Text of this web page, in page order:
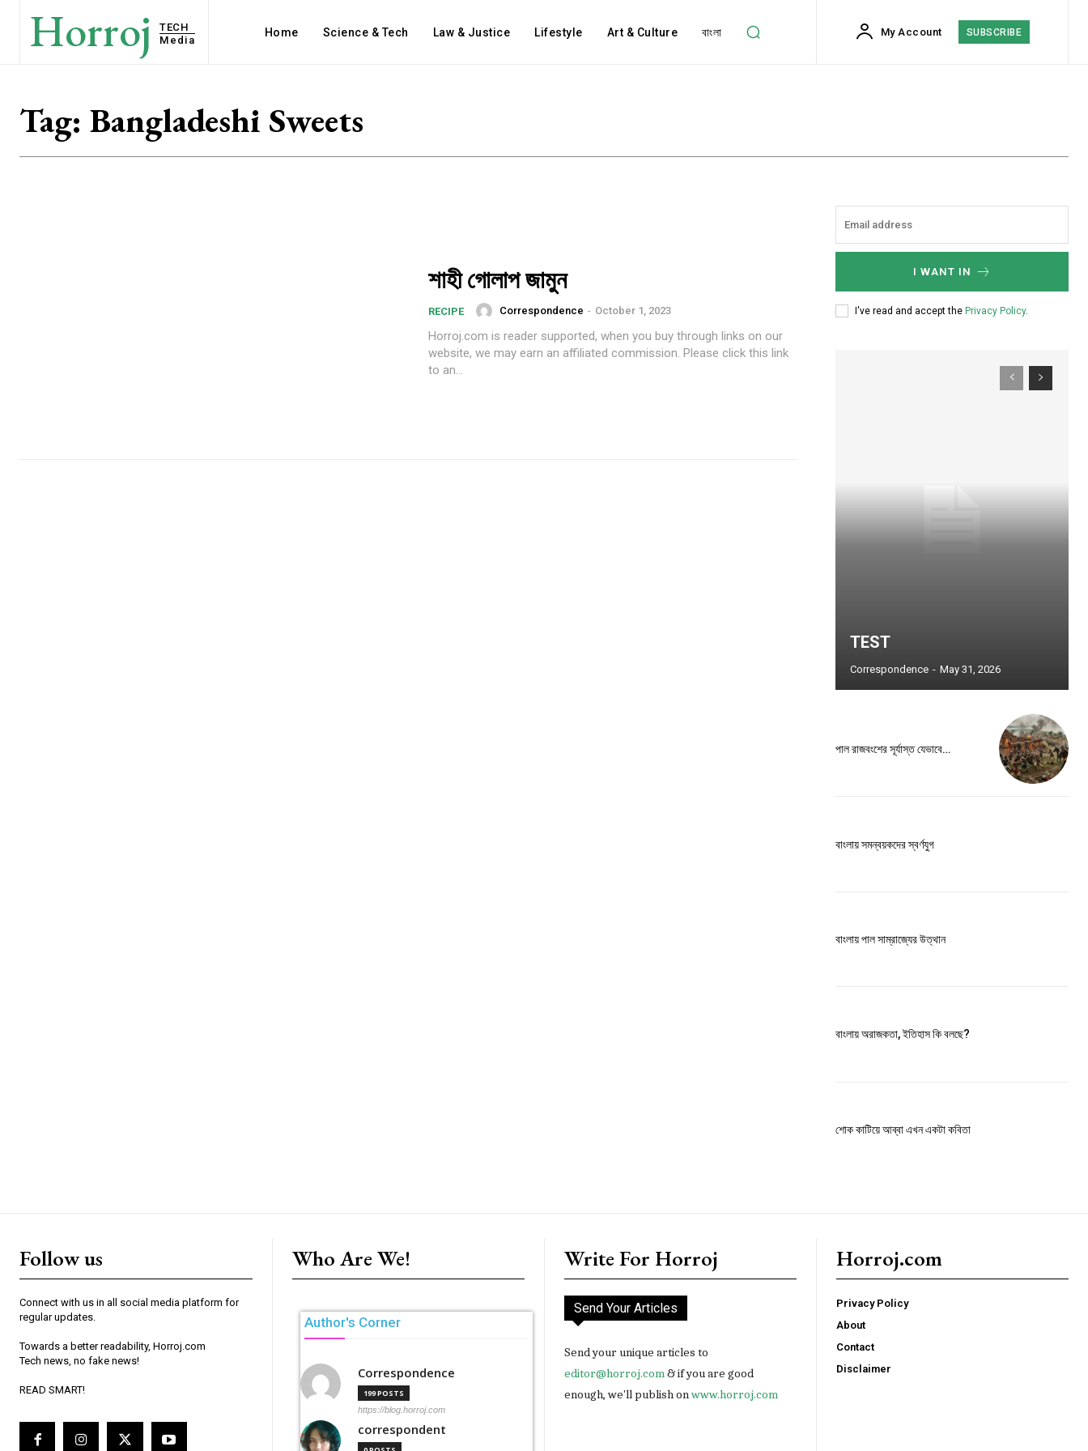
Horroj
TECH
Media
Home Science & Tech Law & Justice Lifestyle Art & Culture বাংলা My Account SUBSCRIBE
Tag: Bangladeshi Sweets
শাহী গোলাপ জামুন
RECIPE Correspondence - October 1, 2023
Horroj.com is reader supported, when you buy through links on our
website, we may earn an affiliated commission. Please click this link
to an...
I WANT IN
I've read and accept the Privacy Policy.
TEST
Correspondence - May 31, 2026
পাল রাজবংশের সূর্যাস্ত যেভাবে…
বাংলায় সমন্বয়কদের স্বর্ণযুগ
বাংলায় পাল সাম্রাজ্যের উত্থান
বাংলায় অরাজকতা, ইতিহাস কি বলছে?
শোক কাটিয়ে আব্বা এখন একটা কবিতা
Follow us
Connect with us in all social media platform for
regular updates.
Towards a better readability, Horroj.com
Tech news, no fake news!
READ SMART!
Who Are We!
Author's Corner
Correspondence
199 POSTS
https://blog.horroj.com
correspondent
Write For Horroj
Send Your Articles
Send your unique articles to
editor@horroj.com& if you are good
enough, we'll publish onwww.horroj.com
Horroj.com
Privacy Policy
About
Contact
Disclaimer